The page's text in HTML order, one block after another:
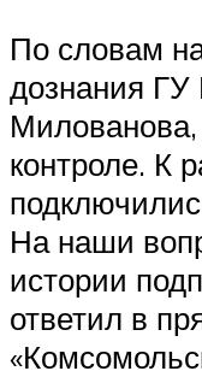
По словам
дознания
контроле. К
На наши
истории
ответил в